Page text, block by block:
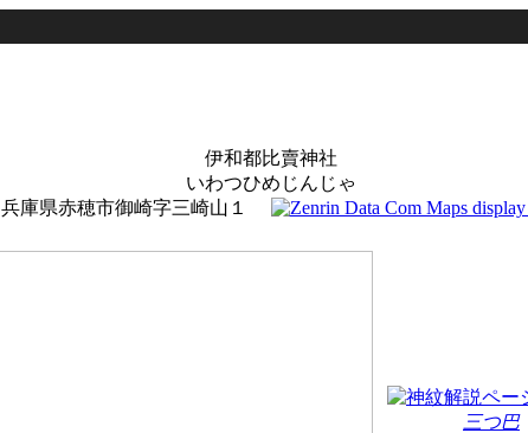
伊和都比賣神社
いわつひめじんじゃ
兵庫県赤穂市御崎字三崎山１
三つ巴